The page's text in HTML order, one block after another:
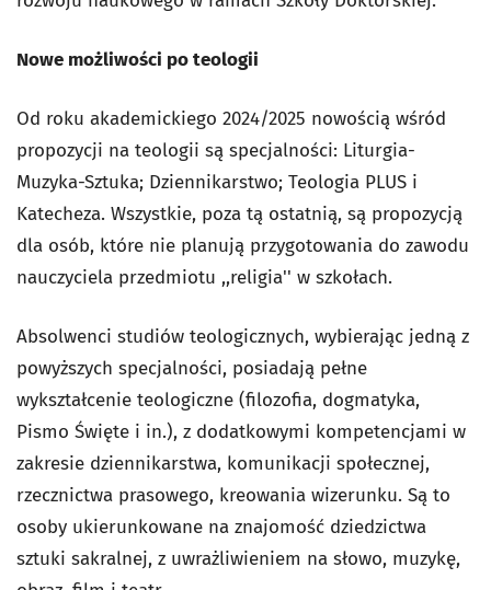
Nowe możliwości po teologii
Od roku akademickiego 2024/2025 nowością wśród
propozycji na teologii są specjalności: Liturgia-
Muzyka-Sztuka; Dziennikarstwo; Teologia PLUS i
Katecheza. Wszystkie, poza tą ostatnią, są propozycją
dla osób, które nie planują przygotowania do zawodu
nauczyciela przedmiotu ,,religia'' w szkołach.
Absolwenci studiów teologicznych, wybierając jedną z
powyższych specjalności, posiadają pełne
wykształcenie teologiczne (filozofia, dogmatyka,
Pismo Święte i in.), z dodatkowymi kompetencjami w
zakresie dziennikarstwa, komunikacji społecznej,
rzecznictwa prasowego, kreowania wizerunku. Są to
osoby ukierunkowane na znajomość dziedzictwa
sztuki sakralnej, z uwrażliwieniem na słowo, muzykę,